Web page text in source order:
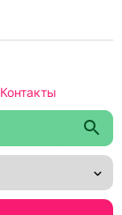
Контакты